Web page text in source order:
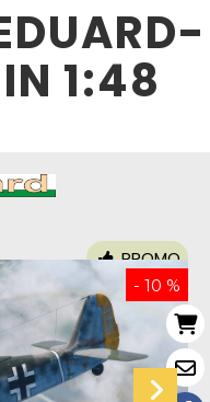
1:48
PROMO
- 10 %